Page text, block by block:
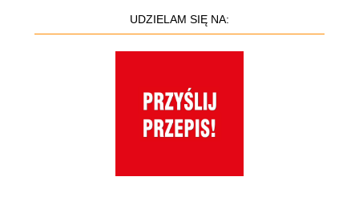
UDZIELAM SIĘ NA: